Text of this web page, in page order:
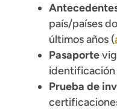
país/países
últimos años (
Pasaporte
identificación
Prueba de